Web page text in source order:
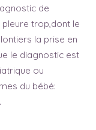
de
trop,dont le
la prise en
le diagnostic est
ou
du bébé: